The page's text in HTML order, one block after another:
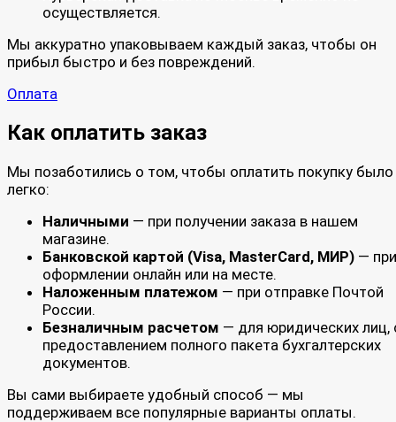
осуществляется.
Мы аккуратно упаковываем каждый заказ, чтобы он
прибыл быстро и без повреждений.
Оплата
Как оплатить заказ
Мы позаботились о том, чтобы оплатить покупку было
легко:
Наличными — при получении заказа в нашем
магазине.
Банковской картой (Visa, MasterCard, МИР) — при
оформлении онлайн или на месте.
Наложенным платежом — при отправке Почтой
России.
Безналичным расчетом — для юридических лиц,
предоставлением полного пакета бухгалтерских
документов.
Вы сами выбираете удобный способ — мы
поддерживаем все популярные варианты оплаты.